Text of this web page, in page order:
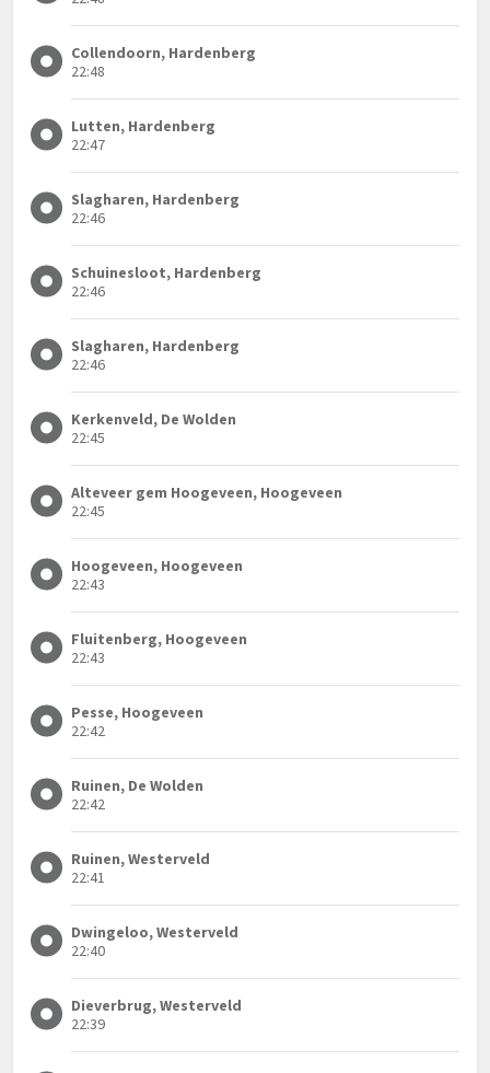
Collendoorn, Hardenberg
22:48
Lutten, Hardenberg
22:47
Slagharen, Hardenberg
22:46
Schuinesloot, Hardenberg
22:46
Slagharen, Hardenberg
22:46
Kerkenveld, De Wolden
22:45
Alteveer gem Hoogeveen, Hoogeveen
22:45
Hoogeveen, Hoogeveen
22:43
Fluitenberg, Hoogeveen
22:43
Pesse, Hoogeveen
22:42
Ruinen, De Wolden
22:42
Ruinen, Westerveld
22:41
Dwingeloo, Westerveld
22:40
Dieverbrug, Westerveld
22:39